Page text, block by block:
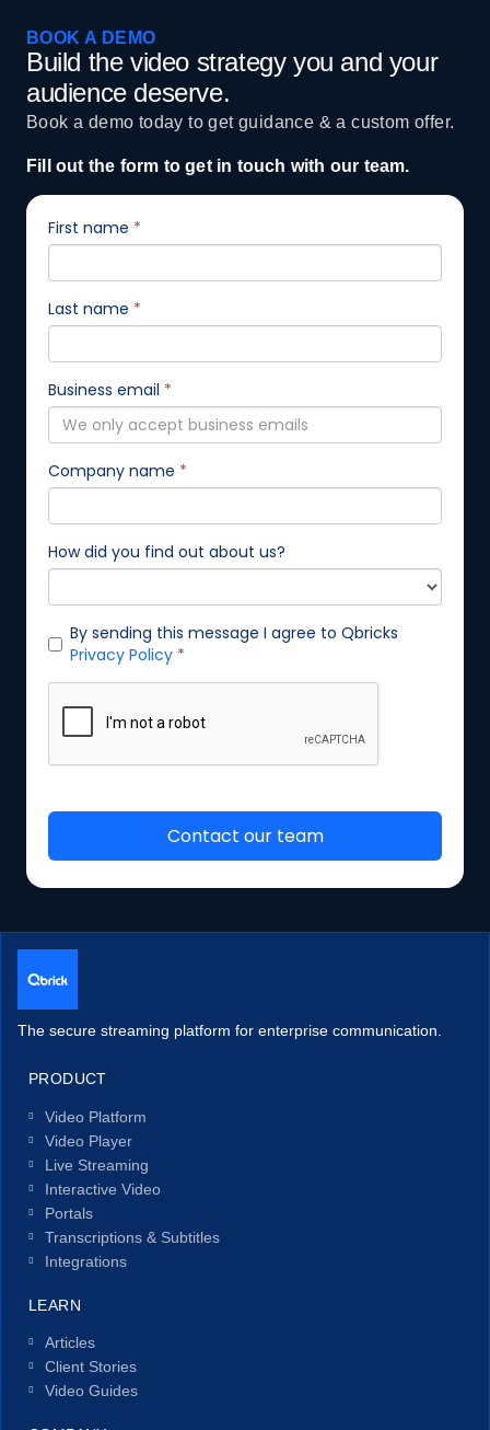
BOOK A DEMO
Build the video strategy you and your
audience deserve.
Book a demo today to get guidance & a custom offer.
Fill out the form to get in touch with our team.
The secure streaming platform for enterprise communication.
PRODUCT
Video Platform
Video Player
Live Streaming
Interactive Video
Portals
Transcriptions & Subtitles
Integrations
LEARN
Articles
Client Stories
Video Guides